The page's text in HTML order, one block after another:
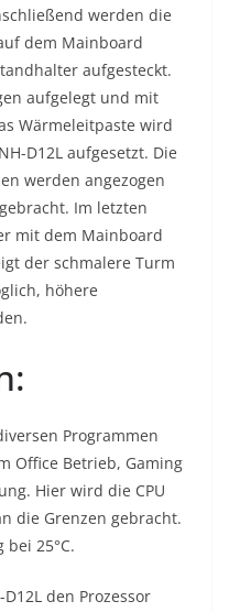
werden die
dem Mainboard
aufgesteckt.
aufgelegt und mit
Wärmeleitpaste wird
D12L aufgesetzt. Die
werden angezogen
Im letzten
mit dem Mainboard
der schmalere Turm
höhere
Programmen
Office Betrieb, Gaming
Hier wird die CPU
die Grenzen gebracht.
25°C.
den Prozessor